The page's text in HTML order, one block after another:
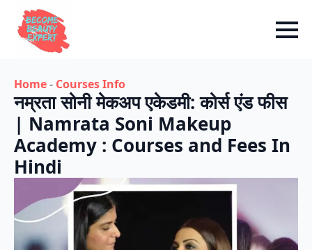
Home- Courses Info
नम्रता सोनी मेकअप एकेडमी: कोर्स एंड फीस
| Namrata Soni Makeup
Academy : Courses and Fees In
Hindi